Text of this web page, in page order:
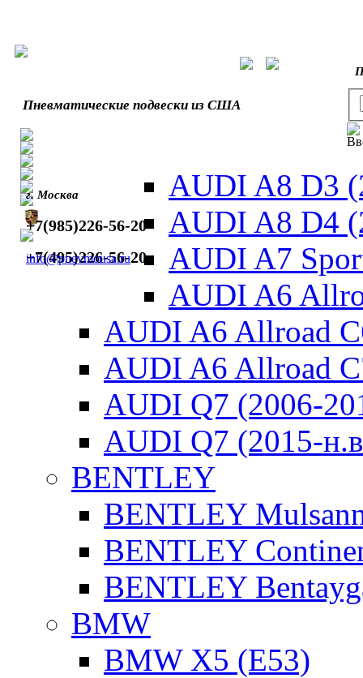
Пневматические подвески из США
г. Москва
+7(985)226-56-20
+7(495)226-56-20
info@pnevmousa.ru
AUDI A8 D3
AUDI A8 D4
AUDI A7
AUDI A6
AUDI A6 Allroad
AUDI A6 Allroad
AUDI Q7 (2006-
AUDI Q7 (2015-
BENTLEY
BENTLEY
BENTLEY
BENTLEY
BMW
BMW X5 (E53)